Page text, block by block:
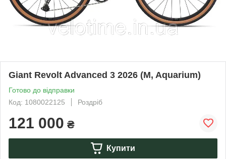
Giant Revolt Advanced 3 2026 (M, Aquarium)
Готово до відправки
Код: 1080022125
Роздріб
121 000 ₴
Купити